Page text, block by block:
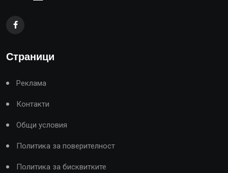
Страници
Реклама
Контакти
Общи условия
Политика за поверителност
Политика за бисквитките